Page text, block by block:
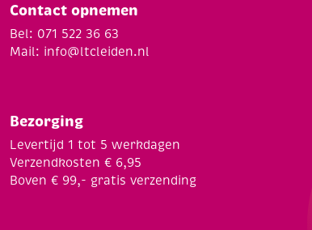
Contact opnemen
Bel: 071 522 36 63
Mail: info@ltcleiden.nl
Bezorging
Levertijd 1 tot 5 werkdagen
Verzendkosten € 6,95
Boven € 99,- gratis verzending